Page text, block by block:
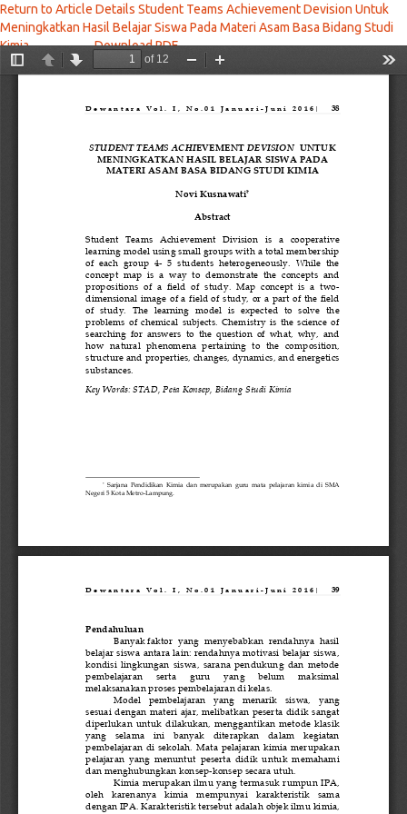
Return to Article Details Student Teams Achievement Devision Untuk
Meningkatkan Hasil Belajar Siswa Pada Materi Asam Basa Bidang Studi
Kimia Download Download PDF